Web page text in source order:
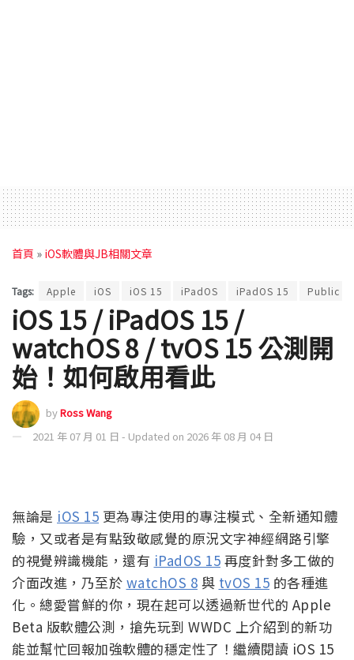
首頁 » iOS軟體與JB相關文章
Tags: Apple iOS iOS 15 iPadOS iPadOS 15 Public
iOS 15 / iPadOS 15 /
watchOS 8 / tvOS 15 公測開
始！如何啟用看此
byRoss Wang
2021 年 07 月 01 日 - Updated on 2026 年 08 月 04 日
無論是 iOS 15 更為專注使用的專注模式、全新通知體
驗，又或者是有點致敬感覺的原況文字神經網路引擎
的視覺辨識機能，還有 iPadOS 15 再度針對多工做的
介面改進，乃至於 watchOS 8 與 tvOS 15 的各種進
化。總愛嘗鮮的你，現在起可以透過新世代的 Apple
Beta 版軟體公測，搶先玩到 WWDC 上介紹到的新功
能並幫忙回報加強軟體的穩定性了！繼續閱讀 iOS 15